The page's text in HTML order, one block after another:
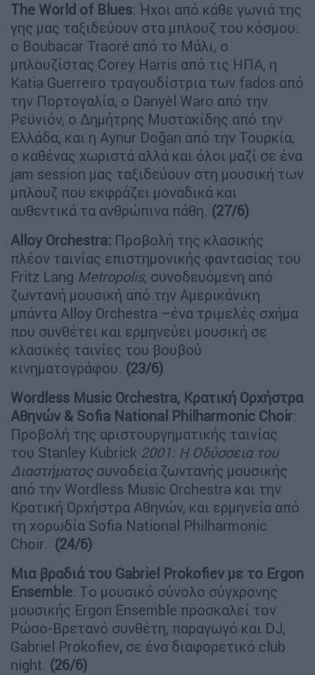
The World of B lues: Ήχοι από κάθε γωνιά της
γης μας ταξιδεύουν στα μπλουζ του κόσμου:
ο Boubacar Traoré από το Μάλι, ο
μπλουζίστας Corey Harris από τις ΗΠΑ, η
Katia Guerreiro τραγουδίστρια των fados από
την Πορτογαλία, ο Danyèl Waro από την
Ρεϋνιόν, ο Δημήτρης Μυστακίδης από την
Ελλάδα, και η Aynur Doğan από την Τουρκία,
ο καθένας χωριστά αλλά και όλοι μαζί σε ένα
jam session μας ταξιδεύουν στη μουσική των
μπλουζ που εκφράζει μοναδικά και
αυθεντικά τα ανθρώπινα πάθη. (27/6)
Alloy Orchestra: Προβολή της κλασικής
πλέον ταινίας επιστημονικής φαντασίας του
Fritz Lang Metropolis, συνοδευόμενη από
ζωντανή μουσική από την Αμερικάνικη
μπάντα Alloy Orchestra –ένα τριμελές σχήμα
που συνθέτει και ερμηνεύει μουσική σε
κλασικές ταινίες του βουβού
κινηματογράφου. (23/6)
Wordless Music Orchestra, Κρατική Ορχήστρα
Αθηνών & Sofia National Philharmonic Choir:
Προβολή της αριστουργηματικής ταινίας
του Stanley Kubrick 2001: Η Οδύσσεια του
Διαστήματος συνοδεία ζωντανής μουσικής
από την Wordless Music Orchestra και την
Κρατική Ορχήστρα Αθηνών, και ερμηνεία από
τη χορωδία Sofia National Philharmonic
Choir. (24/6)
Μια βραδιά του Gabriel Prokofiev με το Ergon
Ensemble: Tο μουσικό σύνολο σύγχρονης
μουσικής Ergon Ensemble προσκαλεί τον
Ρώσο-Βρετανό συνθέτη, παραγωγό και DJ,
Gabriel Prokofiev, σε ένα διαφορετικό club
night. (26/6)